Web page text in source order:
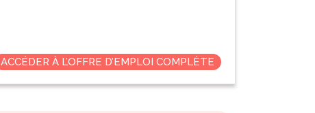
ACCÉDER À L’OFFRE D’EMPLOI COMPLÈTE